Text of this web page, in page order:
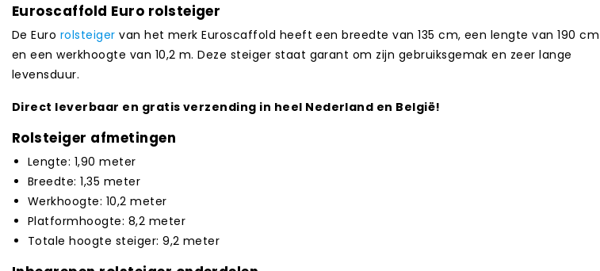
Euroscaffold Euro rolsteiger
De Euro rolsteiger van het merk Euroscaffold heeft een breedte van 135 cm, een lengte van 190 cm
en een werkhoogte van 10,2 m. Deze steiger staat garant om zijn gebruiksgemak en zeer lange
levensduur.
Direct leverbaar en gratis verzending in heel Nederland en België!
Rolsteiger afmetingen
Lengte: 1,90 meter
Breedte: 1,35 meter
Werkhoogte: 10,2 meter
Platformhoogte: 8,2 meter
Totale hoogte steiger: 9,2 meter